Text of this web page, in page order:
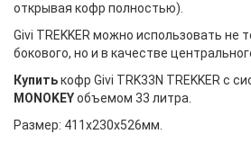
открывая кофр полностью).
Givi TREKKER можно использовать не
бокового, но и в качестве
Купитькофр Givi TRK33N TREKKER с
MONOKEYобъемом 33 литра.
Размер: 411х230х526мм.